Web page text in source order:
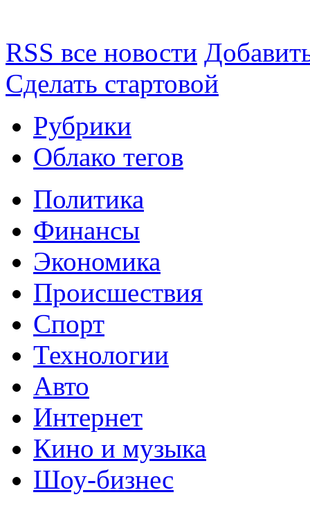
RSS все новости
Сделать стартовой
Рубрики
Облако тегов
Политика
Финансы
Экономика
Происшествия
Спорт
Технологии
Авто
Интернет
Кино и музыка
Шоу-бизнес